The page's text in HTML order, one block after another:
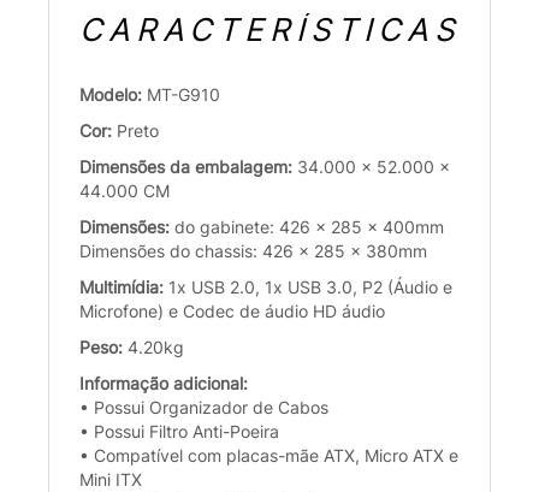
CARACTERÍSTICAS
Modelo: MT-G910
Cor: Preto
Dimensões da embalagem: 34.000 x 52.000 x
44.000 CM
Dimensões: do gabinete: 426 x 285 x 400mm
Dimensões do chassis: 426 x 285 x 380mm
Multimídia: 1x USB 2.0, 1x USB 3.0, P2 (Áudio e
Microfone) e Codec de áudio HD áudio
Peso: 4.20kg
Informação adicional:
• Possui Organizador de Cabos
• Possui Filtro Anti-Poeira
• Compatível com placas-mãe ATX, Micro ATX e
Mini ITX